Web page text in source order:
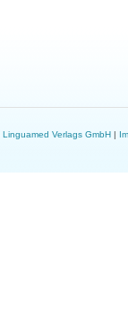
Linguamed Verlags GmbH|